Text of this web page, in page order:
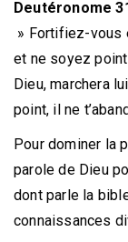
Deutéronome
» Fortifiez-vous
et ne soyez
Dieu, marchera
point, il ne
Pour dominer la
parole de Dieu
dont parle la
connaissances